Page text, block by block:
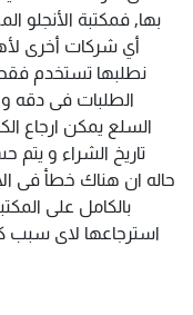
بها, فمكتبة الأنجلو
أي شركات أخرى
نطلبها تستخدم
الطلبات فى دقه و
السلع يمكن ارجاع
تاريخ الشراء و
حاله ان هناك خطأ فى
بالكامل على
استرجاعها لاى سبب